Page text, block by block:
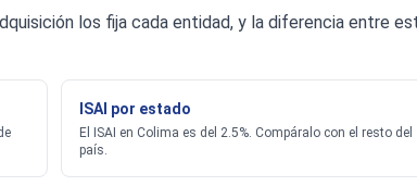
los fija cada entidad, y la diferencia entre
ISAI por estado
El ISAI en Colima es del 2.5%. Compáralo con el resto del
país.